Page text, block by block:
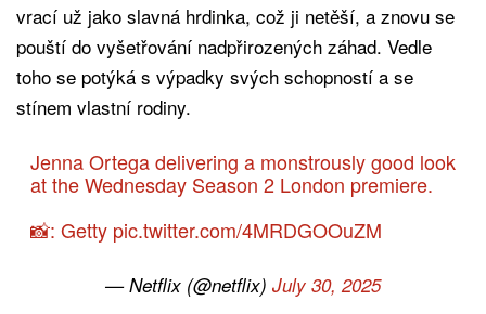
vrací už jako slavná hrdinka, což ji netěší, a znovu se
pouští do vyšetřování nadpřirozených záhad. Vedle
toho se potýká s výpadky svých schopností a se
stínem vlastní rodiny.
Jenna Ortega delivering a monstrously good look
at the Wednesday Season 2 London premiere.
📸: Getty pic.twitter.com/4MRDGOOuZM
— Netflix (@netflix) July 30, 2025